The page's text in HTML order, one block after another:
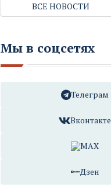
ВСЕ НОВОСТИ
Мы в соцсетях
Телеграм
Вконтакте
MAX
Дзен